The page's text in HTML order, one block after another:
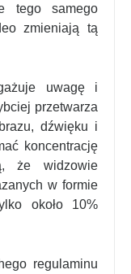
tego samego
zmieniają tą
uwagę i
przetwarza
dźwięku i
koncentrację
że widzowie
w formie
około 10%
regulaminu